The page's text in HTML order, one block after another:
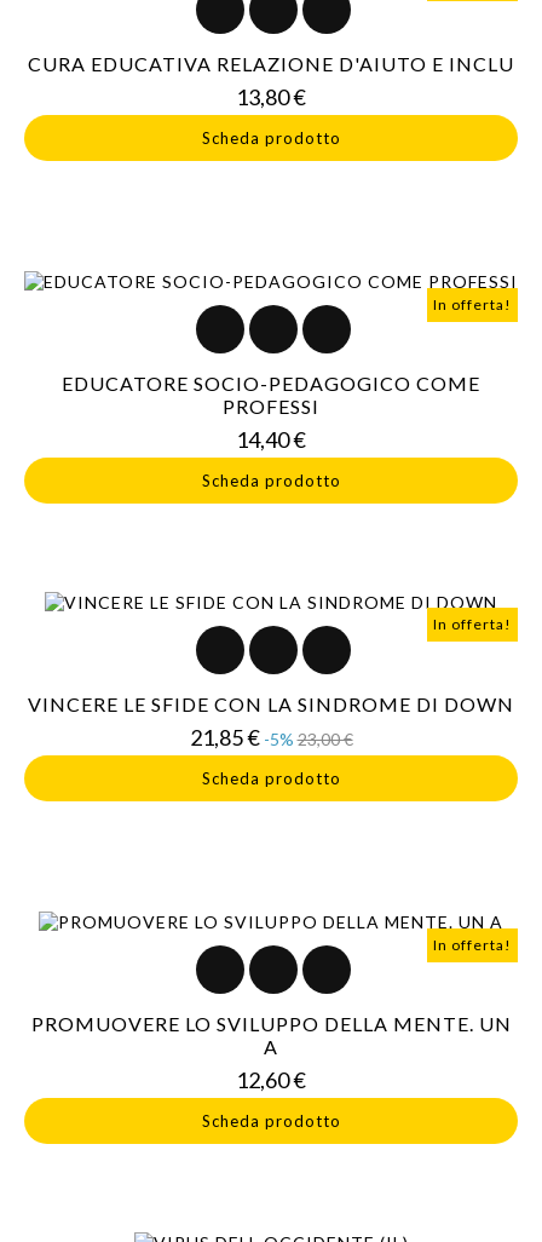
CURA EDUCATIVA RELAZIONE D'AIUTO E INCLU
13,80 €Prezzo
Scheda prodotto
In offerta!
EDUCATORE SOCIO-PEDAGOGICO COME
PROFESSI
14,40 €Prezzo
Scheda prodotto
In offerta!
VINCERE LE SFIDE CON LA SINDROME DI DOWN
21,85 € Prezzo
base
-5% 23,00 €Prezzo
Scheda prodotto
In offerta!
PROMUOVERE LO SVILUPPO DELLA MENTE. UN
A
12,60 €Prezzo
Scheda prodotto